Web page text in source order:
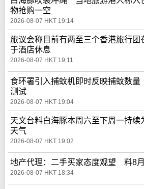
物抢购一空
2026-08-07 HKT 19:14
旅议会称目前有两至三个香港旅行
于酒店休息
2026-08-07 HKT 19:11
食环署引入捕蚊机即时反映捕蚊数
测试
2026-08-07 HKT 19:04
天文台料白海豚本周六至下周一持续
天气
2026-08-07 HKT 19:02
地产代理：二手买家态度观望 料8
2026-08-07 HKT 18:34